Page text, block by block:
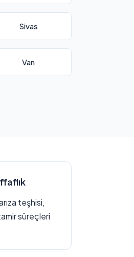
Sivas
Van
teşhisi,
süreçleri